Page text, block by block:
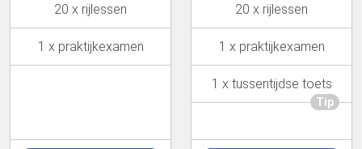
20 x rijlessen
1 x praktijkexamen
20 x rijlessen
1 x praktijkexamen
1 x tussentijdse toets
Tip